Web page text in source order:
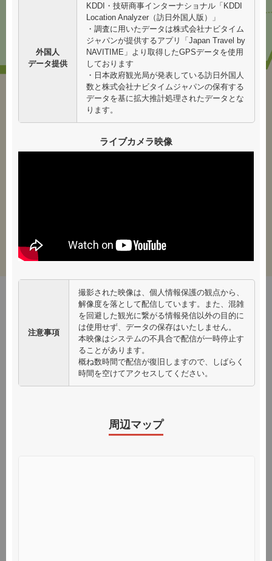
晴れ
京都駅周辺
京都駅
伏見エリア
伏見稲荷
大社付近
ゆっくりと観光でき
ます
※天候により混雑状況が変化するため来訪日の天候に切り替えてご確
※予測結果は定期的に更新され、時期が近づくにつれて精度が向上し
ます。閲覧するタイミングによっては予測結果が変わる可能性があり
ます。
快適度データをダウンロード
また、観光快適度マップに掲載していない地点の混雑
外国人
データ提供
KDDI・技研商事インターナショナル「KDDI
Location Analyzer（訪日外国人版）」
・調査に用いたデータは株式会社ナビタイム
ジャパンが提供するアプリ「Japan Travel by
NAVITIME」より取得したGPSデータを使用
しております
・日本政府観光局が発表している訪日外国人
数と株式会社ナビタイムジャパンの保有する
データを基に拡大推計処理されたデータとな
ります。
ライブカメラ映像
注意事項
撮影された映像は、個人情報保護の観点から、
解像度を落として配信しています。また、混雑
を回避した観光に繋がる情報発信以外の目的に
は使用せず、データの保存はいたしません。
本映像はシステムの不具合で配信が一時停止す
ることがあります。
概ね数時間で配信が復旧しますので、しばらく
時間を空けてアクセスしてください。
周辺マップ